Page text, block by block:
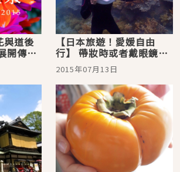
與道後
開傳統
【日本旅遊！愛媛自由
行】 帶妝時或者戴眼鏡時
也能好好暢遊！「海底漫
步」
2015年07月13日